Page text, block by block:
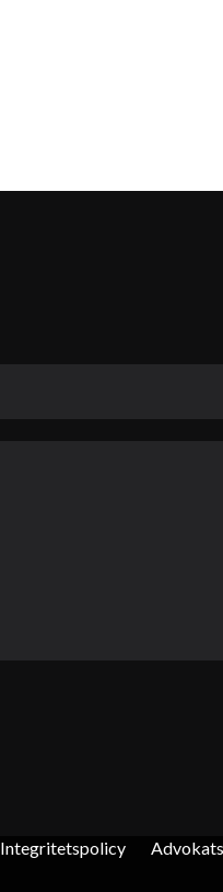
Integritetspolicy